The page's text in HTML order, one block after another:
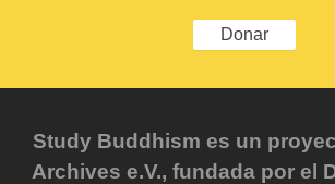
Donar
Study Buddhism es un
Archives e.V., fundada por el